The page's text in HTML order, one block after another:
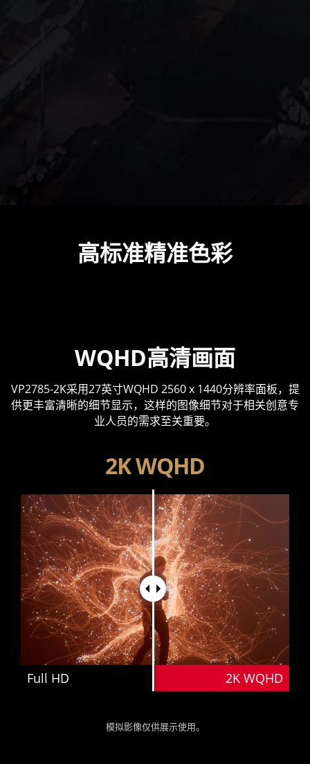
高标准精准色彩
WQHD高清画面
VP2785-2K采用27英寸WQHD 2560 x 1440分辨率面板，提
供更丰富清晰的细节显示，这样的图像细节对于相关创意专
业人员的需求至关重要。
2K WQHD
Full HD 2K WQHD
模拟影像仅供展示使用。